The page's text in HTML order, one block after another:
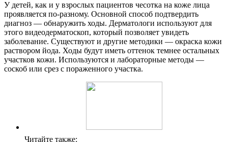
О нас
Услуги
Акции
У детей, как и у взрослых пациентов чесотка на коже лица
проявляется по-разному. Основной способ подтвердить
диагноз — обнаружить ходы. Дерматологи используют для
этого видеодерматоскоп, который позволяет увидеть
заболевание. Существуют и другие методики — окраска кожи
раствором йода. Ходы будут иметь оттенок темнее остальных
участков кожи. Используются и лабораторные методы —
соскоб или срез с пораженного участка.
Читайте также: